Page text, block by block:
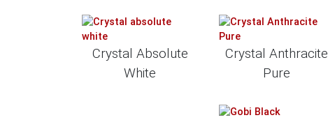
Crystal Absolute
White
Crystal Anthracite
Pure